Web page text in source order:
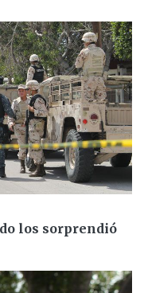
los sorprendió